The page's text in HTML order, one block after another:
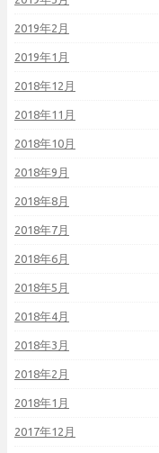
2019年2月
2019年1月
2018年12月
2018年11月
2018年10月
2018年9月
2018年8月
2018年7月
2018年6月
2018年5月
2018年4月
2018年3月
2018年2月
2018年1月
2017年12月